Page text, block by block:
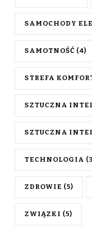
SAMOCHODY
SAMOTNOŚĆ (4)
STREFA
SZTUCZNA
SZTUCZNA
TECHNOLOGIA
ZDROWIE (5)
ZWIĄZKI (5)